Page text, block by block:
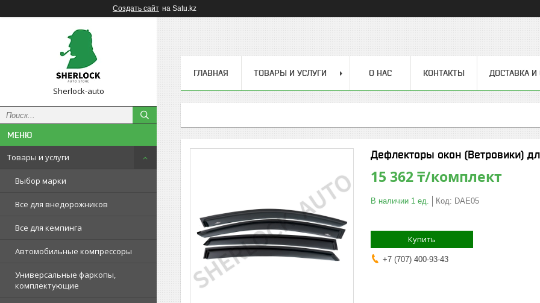
Создать сайт на Satu.kz
Sherlock-auto
Товары и услуги
Выбор марки
Все для внедорожников
Все для кемпинга
Автомобильные компрессоры
Универсальные фаркопы,
комплектующие
ГЛАВНАЯ ТОВАРЫ И УСЛУГИ О НАС КОНТАКТЫ ДОСТАВКА И
Дефлекторы окон (Ветровики)
15 362 ₸/комплект
В наличии 1 ед. Код: DAE05
Купить
+7 (707) 400-93-43